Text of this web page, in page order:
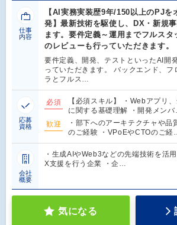
仕事
内容
【AI実務実装歴9年/150以上のPJを
発】最新技術を駆使し、DX・新規
ます。要件定義～運用までフルスタ
のレビューも行っていただきます。
要件定義、開発、テストといったAI開
っていただきます。 バックエンド、フ
ラとフルス…
応募
資格
必須
【必須スキル】 ・Webアプリ
に関する基礎理解 ・開発メン
歓迎
・部下へのアーキテクチャや品
のご経験 ・VPoEやCTOのご経
会社
概要
・生成AIやWeb3などの先端技術を活
X支援を行う企業 ・企…
気になる